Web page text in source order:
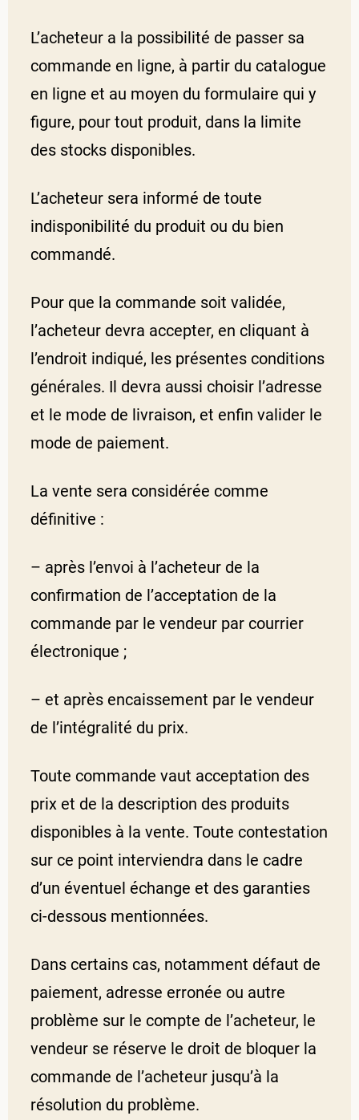
L’acheteur a la possibilité de passer sa
commande en ligne, à partir du catalogue
en ligne et au moyen du formulaire qui y
figure, pour tout produit, dans la limite
des stocks disponibles.
L’acheteur sera informé de toute
indisponibilité du produit ou du bien
commandé.
Pour que la commande soit validée,
l’acheteur devra accepter, en cliquant à
l’endroit indiqué, les présentes conditions
générales. Il devra aussi choisir l’adresse
et le mode de livraison, et enfin valider le
mode de paiement.
La vente sera considérée comme
définitive :
– après l’envoi à l’acheteur de la
confirmation de l’acceptation de la
commande par le vendeur par courrier
électronique ;
– et après encaissement par le vendeur
de l’intégralité du prix.
Toute commande vaut acceptation des
prix et de la description des produits
disponibles à la vente. Toute contestation
sur ce point interviendra dans le cadre
d’un éventuel échange et des garanties
ci-dessous mentionnées.
Dans certains cas, notamment défaut de
paiement, adresse erronée ou autre
problème sur le compte de l’acheteur, le
vendeur se réserve le droit de bloquer la
commande de l’acheteur jusqu’à la
résolution du problème.